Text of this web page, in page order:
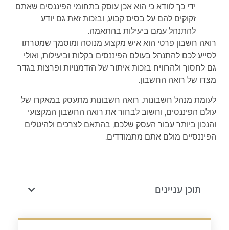
ידי כך לוודא כי הוא אכן עוסק בתחומי הפיננסים שאתם
זקוקים להם על בסיס קבוע, ובזכות זאת גם יודע
להתנהל עמם ביעילות בהתאמה.
רואה חשבון פרטי הוא איש מקצוע מנוסה ומוסמך שמטרתו
לסייע לכם להתנהל בעולם הפיננסים בקלות וביעילות, ואולי
גם לחסוך ולהרוויח בזכות איתור של הזדמנויות ופרצות בגדר
מצדו של רואה החשבון.
לעומת מנהל חשבונות, רואה חשבונות מתעסק במאקרו של
עולם הפיננסים, וחשוב לבחור את רואה החשבון המקצועי
והנכון ביותר עבור העסק שלכם, בהתאם לצרכים ולהיטלים
הפיננסיים מולם אתם מתמודדים.
תוכן עניינים